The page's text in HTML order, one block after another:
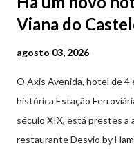
Viana do
agosto 03, 2026
O Axis Avenida, hotel de 4
histórica Estação
século XIX, está prestes a
restaurante Desvio by